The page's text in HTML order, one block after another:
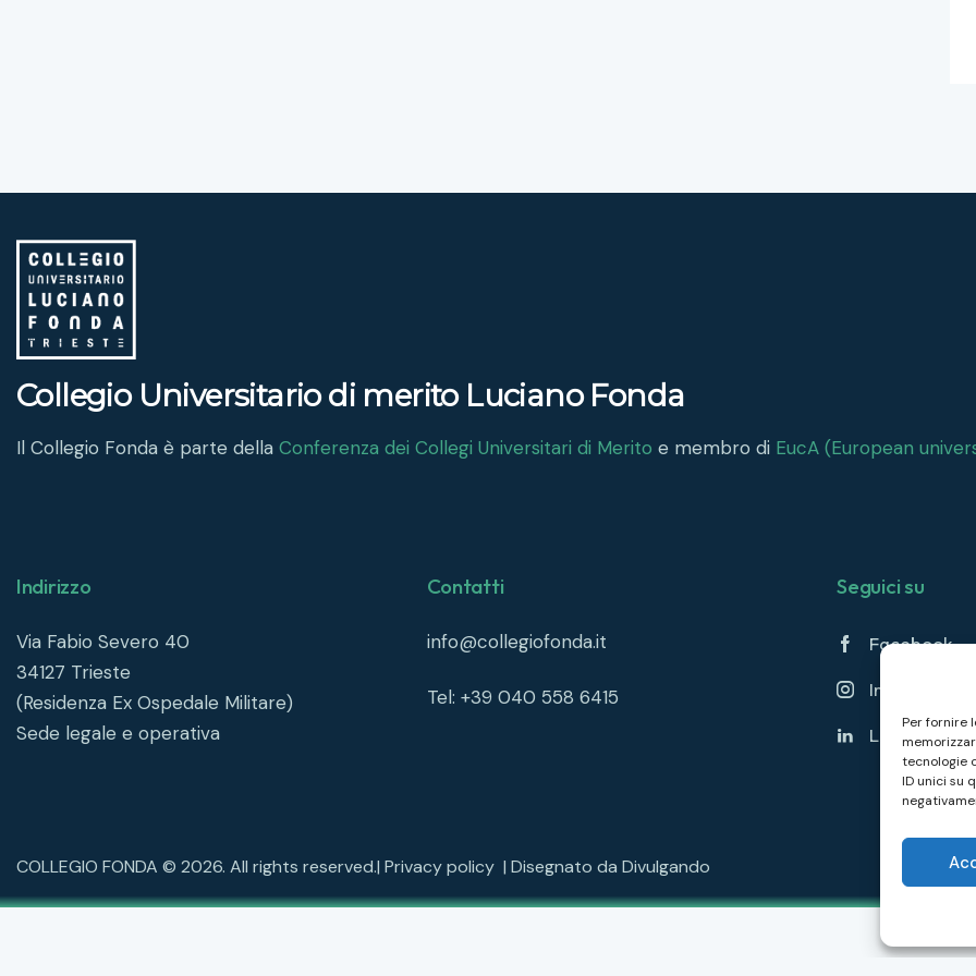
Per fornire
tecnologie
ID unici su
Collegio Universitario di merito Luciano Fonda
Il Collegio Fonda è parte della Conferenza dei Collegi Universitari di Merito e membro di EucA (European
Indirizzo
Via Fabio Severo 40
34127 Trieste
(Residenza Ex Ospedale Militare)
Sede legale e operativa
Contatti
info@collegiofonda.it
Tel: +39 040 558 6415
Seguici su
Facebook
Instagram
Linkedin
COLLEGIO FONDA © 2026. All rights reserved.| Privacy policy | Disegnato da Divulgando